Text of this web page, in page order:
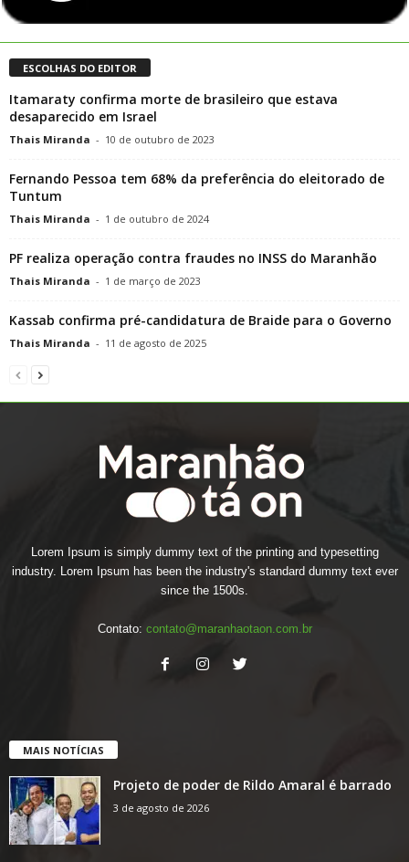
ESCOLHAS DO EDITOR
Itamaraty confirma morte de brasileiro que estava
desaparecido em Israel
Thais Miranda - 10 de outubro de 2023
Fernando Pessoa tem 68% da preferência do eleitorado de
Tuntum
Thais Miranda - 1 de outubro de 2024
PF realiza operação contra fraudes no INSS do Maranhão
Thais Miranda - 1 de março de 2023
Kassab confirma pré-candidatura de Braide para o Governo
Thais Miranda - 11 de agosto de 2025
Lorem Ipsum is simply dummy text of the printing and typesetting
industry. Lorem Ipsum has been the industry's standard dummy text ever
since the 1500s.
Contato: contato@maranhaotaon.com.br
MAIS NOTÍCIAS
Projeto de poder de Rildo Amaral é barrado
3 de agosto de 2026